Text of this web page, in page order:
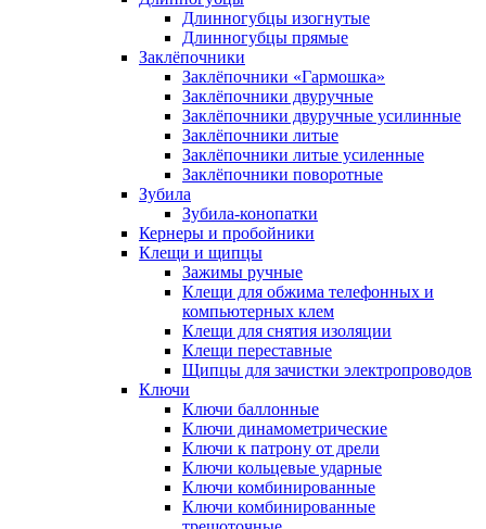
Длинногубцы изогнутые
Длинногубцы прямые
Заклёпочники
Заклёпочники «Гармошка»
Заклёпочники двуручные
Заклёпочники двуручные усилинные
Заклёпочники литые
Заклёпочники литые усиленные
Заклёпочники поворотные
Зубила
Зубила-конопатки
Кернеры и пробойники
Клещи и щипцы
Зажимы ручные
Клещи для обжима телефонных и
компьютерных клем
Клещи для снятия изоляции
Клещи переставные
Щипцы для зачистки электропроводов
Ключи
Ключи баллонные
Ключи динамометрические
Ключи к патрону от дрели
Ключи кольцевые ударные
Ключи комбинированные
Ключи комбинированные